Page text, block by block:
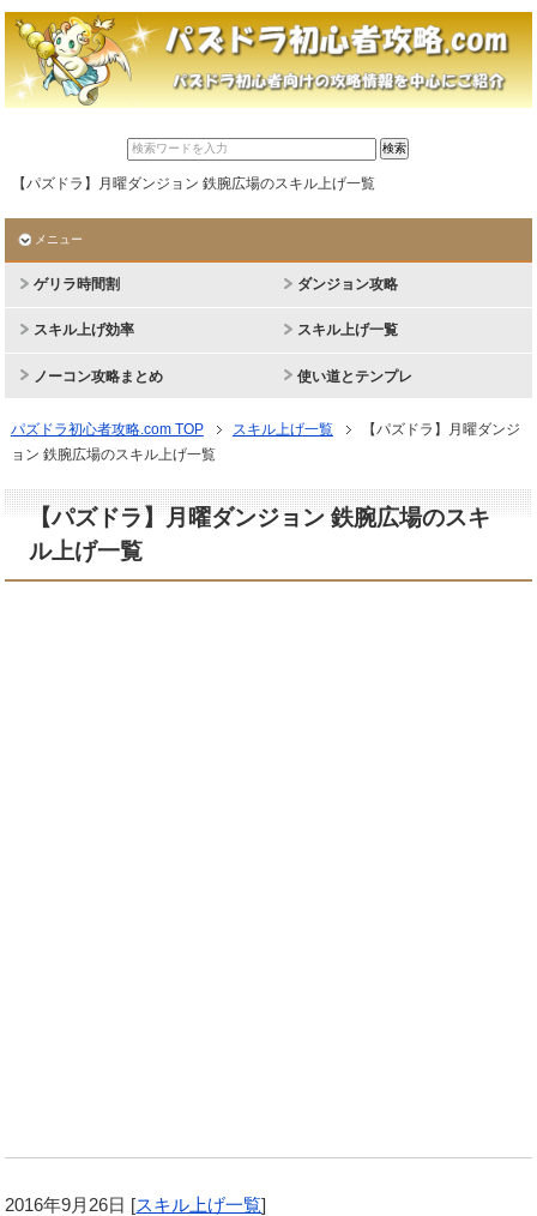
【パズドラ】月曜ダンジョン 鉄腕広場のスキル上げ一覧
メニュー
ゲリラ時間割 ダンジョン攻略
スキル上げ効率 スキル上げ一覧
ノーコン攻略まとめ 使い道とテンプレ
パズドラ初心者攻略.com TOP スキル上げ一覧
【パズドラ】月曜ダンジ
ョン 鉄腕広場のスキル上げ一覧
【パズドラ】月曜ダンジョン 鉄腕広場のスキ
ル上げ一覧
2016年9月26日 [スキル上げ一覧]